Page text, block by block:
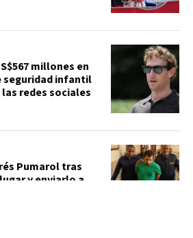
millones en
seguridad infantil
redes sociales
Pumarol tras
y enviarlo a